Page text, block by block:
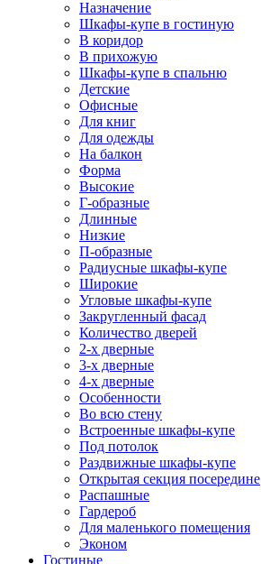
Назначение
Шкафы-купе в гостиную
В коридор
В прихожую
Шкафы-купе в спальню
Детские
Офисные
Для книг
Для одежды
На балкон
Форма
Высокие
Г-образные
Длинные
Низкие
П-образные
Радиусные шкафы-купе
Широкие
Угловые шкафы-купе
Закругленный фасад
Количество дверей
2-х дверные
3-х дверные
4-х дверные
Особенности
Во всю стену
Встроенные шкафы-купе
Под потолок
Раздвижные шкафы-купе
Открытая секция посередине
Распашные
Гардероб
Для маленького помещения
Эконом
Гостиные